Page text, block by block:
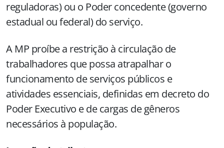
reguladoras) ou o Poder concedente (governo
estadual ou federal) do serviço.
A MP proíbe a restrição à circulação de
trabalhadores que possa atrapalhar o
funcionamento de serviços públicos e
atividades essenciais, definidas em decreto do
Poder Executivo e de cargas de gêneros
necessários à população.